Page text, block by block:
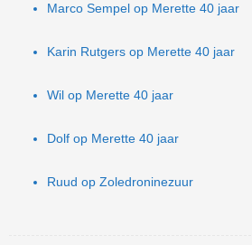
Marco Sempel op Merette 40 jaar
Karin Rutgers op Merette 40 jaar
Wil op Merette 40 jaar
Dolf op Merette 40 jaar
Ruud op Zoledroninezuur